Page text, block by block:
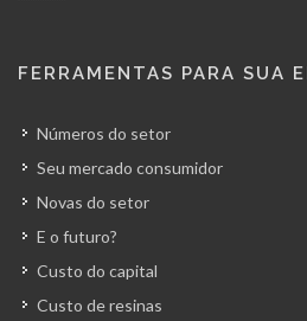
FERRAMENTAS PARA SUA
Números do setor
Seu mercado consumidor
Novas do setor
E o futuro?
Custo do capital
Custo de resinas